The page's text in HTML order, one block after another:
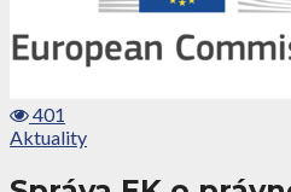
401
Aktuality